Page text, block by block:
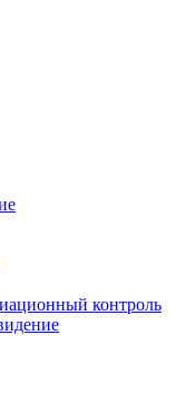
контроль